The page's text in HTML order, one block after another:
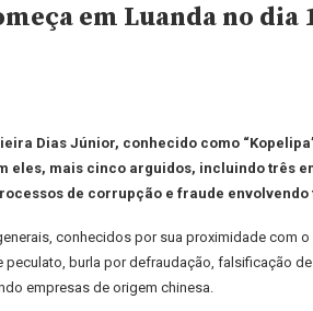
em Luanda no dia
Dias Júnior, conhecido como
eles, mais cinco arguidos, incluindo
de corrupção e fraude
conhecidos por sua proximidade com
burla por defraudação, falsificação
empresas de origem chinesa.